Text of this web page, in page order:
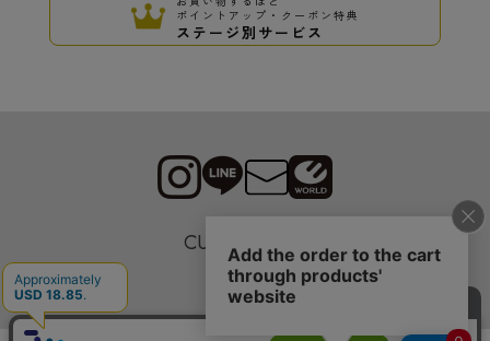
ポイントアップ・クーポン特典
ステージ別サービス
CUSTOMER
採用情報